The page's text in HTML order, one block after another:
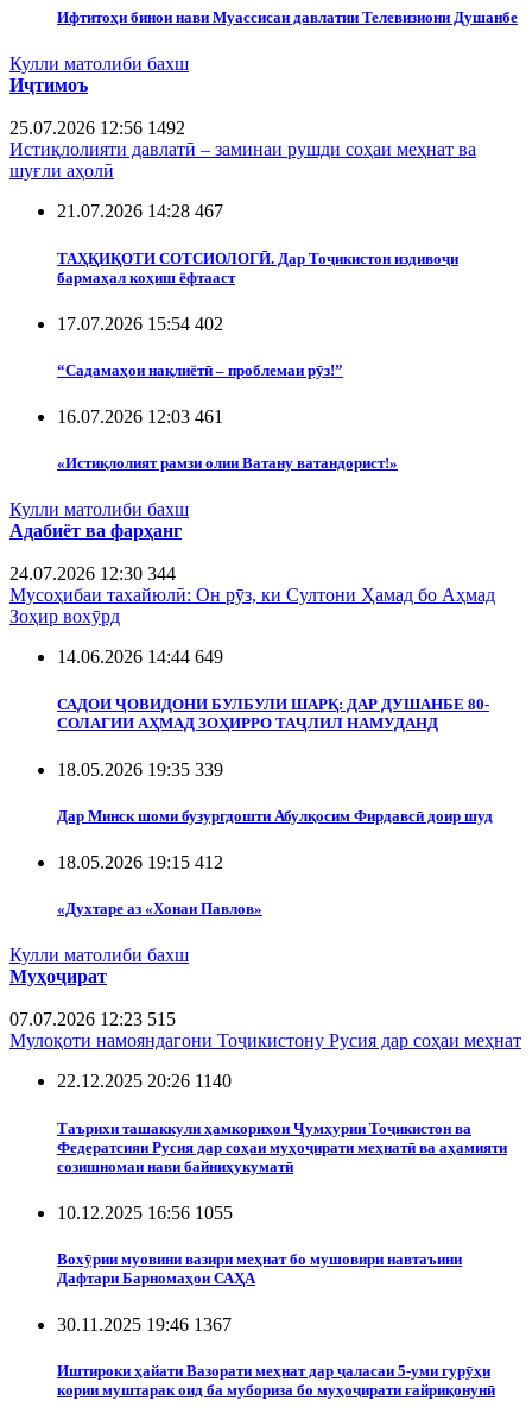
Ифтитоҳи бинои нави Муассисаи давлатии Телевизиони Душанбе
Кулли матолиби бахш
Иҷтимоъ
25.07.2026 12:56 1492
Истиқлолияти давлатӣ – заминаи рушди соҳаи меҳнат ва
шуғли аҳолӣ
21.07.2026 14:28 467
ТАҲҚИҚОТИ СОТСИОЛОГӢ. Дар Тоҷикистон издивоҷи
бармаҳал коҳиш ёфтааст
17.07.2026 15:54 402
“Садамаҳои нақлиётӣ – проблемаи рӯз!”
16.07.2026 12:03 461
«Истиқлолият рамзи олии Ватану ватандорист!»
Кулли матолиби бахш
Адабиёт ва фарҳанг
24.07.2026 12:30 344
Мусоҳибаи тахайюлӣ: Он рӯз, ки Султони Ҳамад бо Аҳмад
Зоҳир вохӯрд
14.06.2026 14:44 649
САДОИ ҶОВИДОНИ БУЛБУЛИ ШАРҚ: ДАР ДУШАНБЕ 80-
СОЛАГИИ АҲМАД ЗОҲИРРО ТАҶЛИЛ НАМУДАНД
18.05.2026 19:35 339
Дар Минск шоми бузургдошти Абулқосим Фирдавсӣ доир шуд
18.05.2026 19:15 412
«Духтаре аз «Хонаи Павлов»
Кулли матолиби бахш
Муҳоҷират
07.07.2026 12:23 515
Мулоқоти намояндагони Тоҷикистону Русия дар соҳаи меҳнат
22.12.2025 20:26 1140
Таърихи ташаккули ҳамкориҳои Ҷумҳурии Тоҷикистон ва
Федератсияи Русия дар соҳаи муҳоҷирати меҳнатӣ ва аҳамияти
созишномаи нави байниҳукуматӣ
10.12.2025 16:56 1055
Вохӯрии муовини вазири меҳнат бо мушовири навтаъини
Дафтари Барномаҳои САҲА
30.11.2025 19:46 1367
Иштироки ҳайати Вазорати меҳнат дар ҷаласаи 5-уми гурӯҳи
кории муштарак оид ба мубориза бо муҳоҷирати ғайриқонунӣ